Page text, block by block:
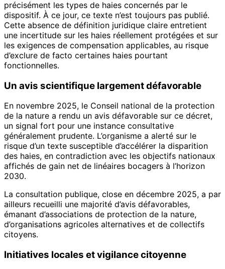
précisément les types de haies concernés par le
dispositif. À ce jour, ce texte n’est toujours pas publié.
Cette absence de définition juridique claire entretient
une incertitude sur les haies réellement protégées et sur
les exigences de compensation applicables, au risque
d’exclure de facto certaines haies pourtant
fonctionnelles.
Un avis scientifique largement défavorable
En novembre 2025, le Conseil national de la protection
de la nature a rendu un avis défavorable sur ce décret,
un signal fort pour une instance consultative
généralement prudente. L’organisme a alerté sur le
risque d’un texte susceptible d’accélérer la disparition
des haies, en contradiction avec les objectifs nationaux
affichés de gain net de linéaires bocagers à l’horizon
2030.
La consultation publique, close en décembre 2025, a par
ailleurs recueilli une majorité d’avis défavorables,
émanant d’associations de protection de la nature,
d’organisations agricoles alternatives et de collectifs
citoyens.
Initiatives locales et vigilance citoyenne